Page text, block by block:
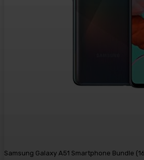
Samsung Galaxy A51 Smartphone Bundle